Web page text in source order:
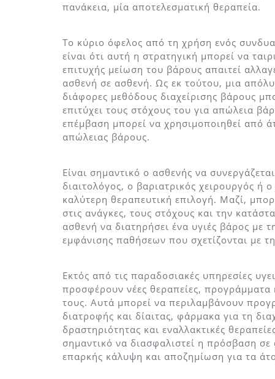
πανάκεια, μία αποτελεσματική θεραπεία.
Το κύριο όφελος από τη χρήση ενός
είναι ότι αυτή η στρατηγική μπορεί να
επιτυχής μείωση του βάρους απαιτεί
ασθενή σε ασθενή. Ως εκ τούτου, μια
διάφορες μεθόδους διαχείρισης βάρους
επιτύχει τους στόχους του για απώλεια
επέμβαση μπορεί να χρησιμοποιηθεί από
απώλειας βάρους.
Είναι σημαντικό ο ασθενής να
διαιτολόγος, ο βαριατρικός χειρουργός ή
καλύτερη θεραπευτική επιλογή. Μαζί,
στις ανάγκες, τους στόχους και την
ασθενή να διατηρήσει ένα υγιές βάρος με
εμφάνισης παθήσεων που σχετίζονται με
Εκτός από τις παραδοσιακές υπηρεσίες
προσφέρουν νέες θεραπείες,
τους. Αυτά μπορεί να περιλαμβάνουν
διατροφής και δίαιτας, φάρμακα για τη
δραστηριότητας και εναλλακτικές
σημαντικό να διασφαλιστεί η πρόσβαση
επαρκής κάλυψη και αποζημίωση για τα